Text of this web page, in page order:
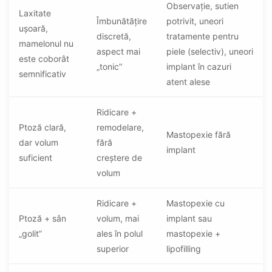
Laxitate
ușoară,
mamelonul nu
este coborât
semnificativ
Îmbunătățire
discretă,
aspect mai
„tonic”
Observație, sutien
potrivit, uneori
tratamente pentru
piele (selectiv), uneori
implant în cazuri
atent alese
Ptoză clară,
dar volum
suficient
Ridicare +
remodelare,
fără
creștere de
volum
Mastopexie fără
implant
Ptoză + sân
„golit”
Ridicare +
volum, mai
ales în polul
superior
Mastopexie cu
implant sau
mastopexie +
lipofilling